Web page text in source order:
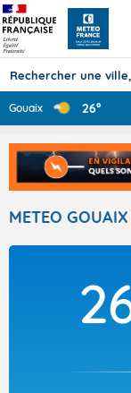
Gouaix 26°
METEO